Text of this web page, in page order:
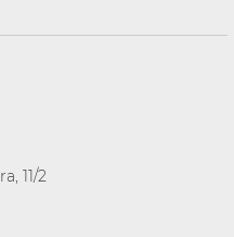
11/2